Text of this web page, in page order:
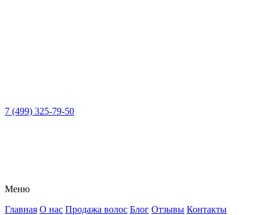
7 (499) 325-79-50
Меню
Главная О нас Продажа волос Блог Отзывы Контакты